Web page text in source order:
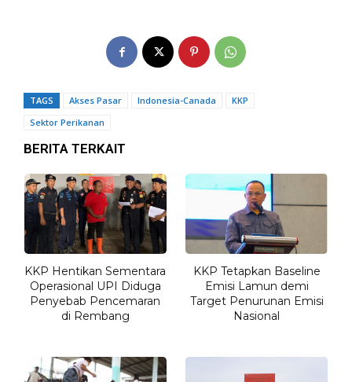
TAGS Akses Pasar Indonesia-Canada
KKP
Sektor Perikanan
BERITA TERKAIT
KKP Hentikan Sementara
Operasional UPI Diduga
Penyebab Pencemaran
di Rembang
KKP Tetapkan Baseline
Emisi Lamun demi
Target Penurunan Emisi
Nasional